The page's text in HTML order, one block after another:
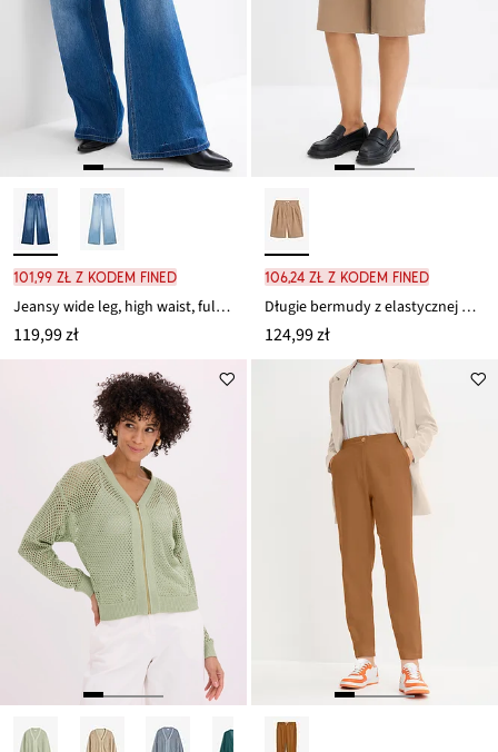
101,99 zł z kodem FINED
Jeansy wide leg, high waist, full length, z wygodnym pasem
119,99 zł
106,24 zł z kodem FINED
Długie bermudy z elastycznej mieszanki bawełny
124,99 zł